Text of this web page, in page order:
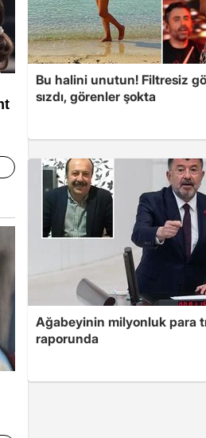
Bu halini unutun! Filtresiz
sızdı, görenler şokta
Ağabeyinin milyonluk para
raporunda